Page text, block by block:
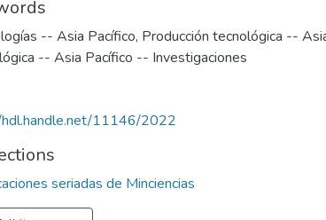
-- Asia Pacífico, Producción tecnológica --
-- Asia Pacífico -- Investigaciones
11146/2022
seriadas de Minciencias